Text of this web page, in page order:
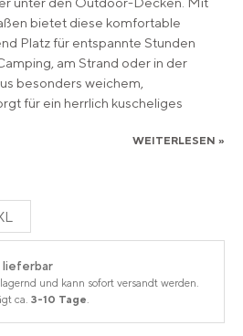
bietet diese komfortable
Platz für entspannte Stunden
am Strand oder in der
besonders weichem,
für ein herrlich kuscheliges
WEITERLESEN »
und kann sofort versandt werden.
ca. 3-10 Tage.